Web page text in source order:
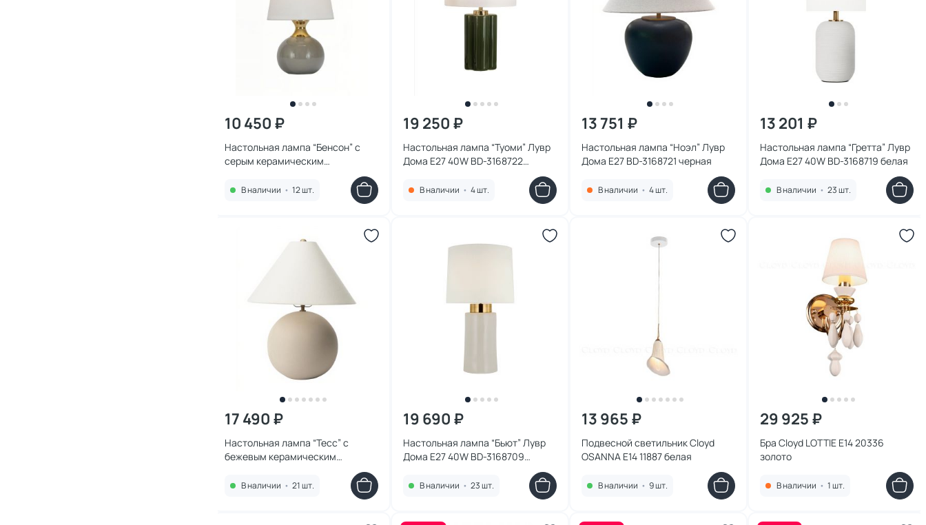
10 450 ₽
Настольная лампа “Бенсон” с
серым керамическим
основанием Лувр Дома E27 40W
BD-3168729
В наличии • 12 шт.
19 250 ₽
Настольная лампа “Туоми” Лувр
Дома E27 40W BD-3168722
В наличии • 4 шт.
13 751 ₽
Настольная лампа “Ноэл” Лувр
Дома E27 BD-3168721 черная
В наличии • 4 шт.
13 201 ₽
Настольная лампа “Гретта” Лувр
Дома E27 40W BD-3168719 белая
В наличии • 23 шт.
17 490 ₽
Настольная лампа “Тесс” с
бежевым керамическим
основанием Лувр Дома E27 40W
BD-3168717
В наличии • 21 шт.
19 690 ₽
Настольная лампа “Бьют” Лувр
Дома E27 40W BD-3168709
В наличии • 23 шт.
13 965 ₽
Подвесной светильник Cloyd
OSANNA E14 11887 белая
В наличии • 9 шт.
29 925 ₽
Бра Cloyd LOTTIE E14 20336
золото
В наличии • 1 шт.